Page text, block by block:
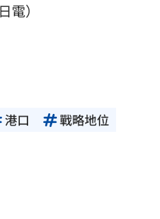
）
港口
戰略地位